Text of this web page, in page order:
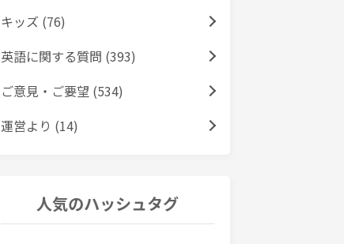
キッズ (76)
英語に関する質問 (393)
ご意見・ご要望 (534)
運営より (14)
人気のハッシュタグ